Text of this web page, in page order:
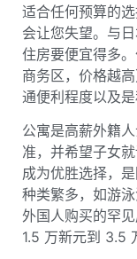
适合任何预算的
会让您失望。与
住房要便宜得多
商务区，价格越
通便利程度以及是
公寓是高薪外籍
准，并希望子女
成为优胜选择，
种类繁多，如游
外国人购买的罕
1.5 万新元到 3.5